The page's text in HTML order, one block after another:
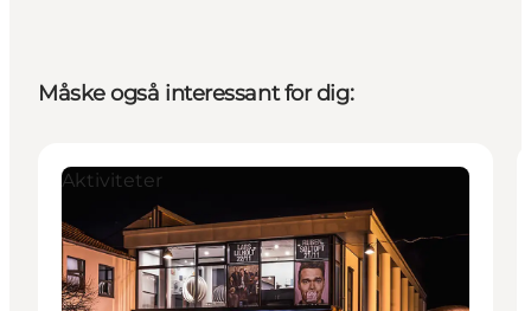
Måske også interessant for dig:
Aktiviteter